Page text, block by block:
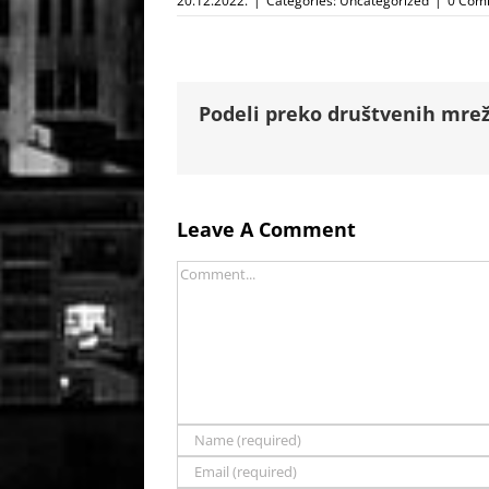
Podeli preko društvenih
Leave A Comment
Comment